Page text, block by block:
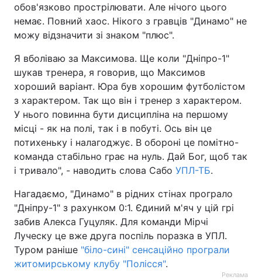
обов'язково прострілювати. Але нічого цього
немає. Повний хаос. Нікого з гравців "Динамо" не
можу відзначити зі знаком "плюс".
Я вболіваю за Максимова. Ще коли "Дніпро-1"
шукав тренера, я говорив, що Максимов
хороший варіант. Юра був хорошим футболістом
з характером. Так що він і тренер з характером.
У нього повинна бути дисципліна на першому
місці - як на полі, так і в побуті. Ось він це
потихеньку і налагоджує. В обороні це помітно-
команда стабільно грає на нуль. Дай Бог, щоб так
і тривало", - наводить слова Сабо УПЛ-ТБ.
Нагадаємо, "Динамо" в рідних стінах програло
"Дніпру-1" з рахунком 0:1. Єдиний м'яч у цій грі
забив Алекса Гуцуляк. Для команди Мірчі
Луческу це вже друга поспіль поразка в УПЛ.
Туром раніше "біло-сині" сенсаційно програли
житомирському клубу "Полісся".
Реклама